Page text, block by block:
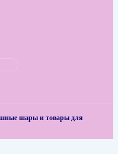
шары и товары для